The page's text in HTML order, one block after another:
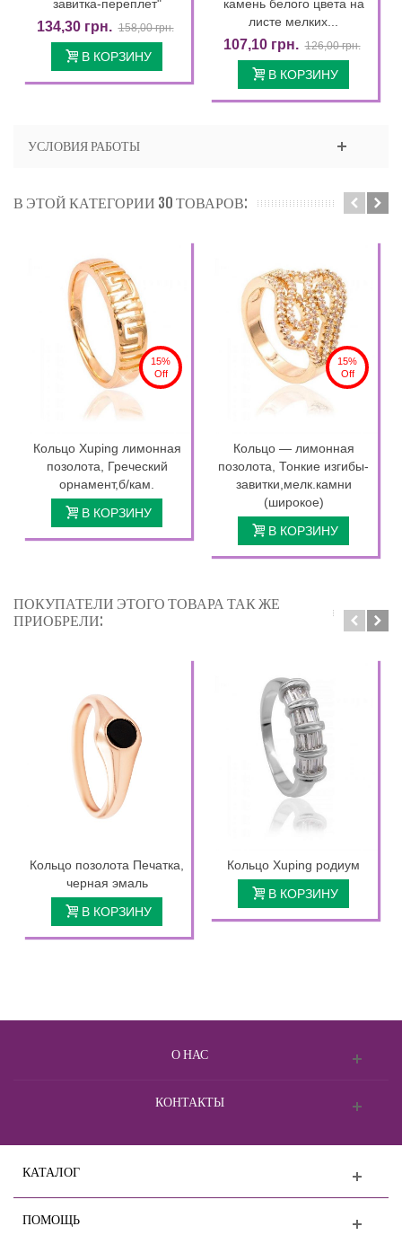
завитка-переплет"
134,30 грн. 158,00 грн.
В КОРЗИНУ
камень белого цвета на
листе мелких...
107,10 грн. 126,00 грн.
В КОРЗИНУ
УСЛОВИЯ РАБОТЫ
В ЭТОЙ КАТЕГОРИИ 30 ТОВАРОВ:
15%
Off
Кольцо Xuping лимонная
позолота, Греческий
орнамент,б/кам.
В КОРЗИНУ
15%
Off
Кольцо — лимонная
позолота, Тонкие изгибы-
завитки,мелк.камни
(широкое)
В КОРЗИНУ
ПОКУПАТЕЛИ ЭТОГО ТОВАРА ТАК ЖЕ
ПРИОБРЕЛИ:
Кольцо позолота Печатка,
черная эмаль
В КОРЗИНУ
Кольцо Xuping родиум
В КОРЗИНУ
О НАС
КОНТАКТЫ
КАТАЛОГ
ПОМОЩЬ